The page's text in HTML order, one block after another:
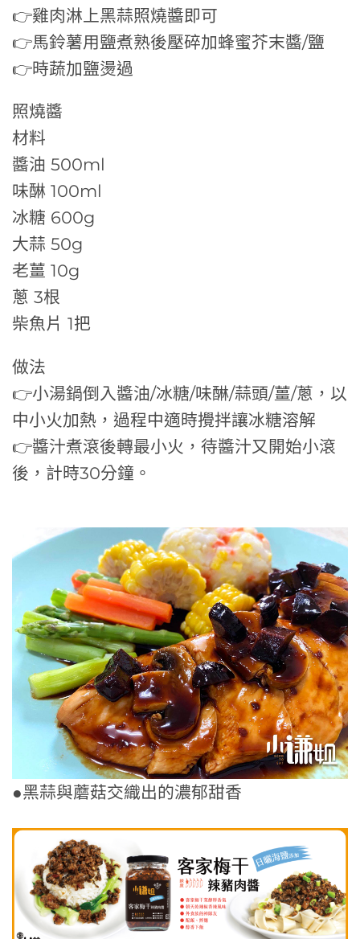
👉雞肉淋上黑蒜照燒醬即可
👉馬鈴薯用鹽煮熟後壓碎加蜂蜜芥末醬/鹽
👉時蔬加鹽燙過
照燒醬
材料
醬油 500ml
味醂 100ml
冰糖 600g
大蒜 50g
老薑 10g
蔥 3根
柴魚片 1把
做法
👉小湯鍋倒入醬油/冰糖/味醂/蒜頭/薑/蔥，以
中小火加熱，過程中適時攪拌讓冰糖溶解
👉醬汁煮滾後轉最小火，待醬汁又開始小滾
後，計時30分鐘。
●黑蒜與蘑菇交織出的濃郁甜香